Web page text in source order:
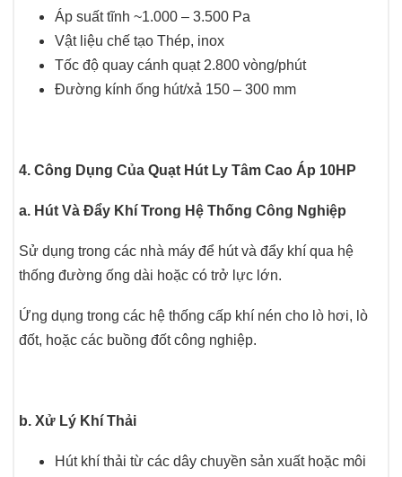
Áp suất tĩnh ~1.000 – 3.500 Pa
Vật liệu chế tạo Thép, inox
Tốc độ quay cánh quạt 2.800 vòng/phút
Đường kính ống hút/xả 150 – 300 mm
4. Công Dụng Của Quạt Hút Ly Tâm Cao Áp 10HP
a. Hút Và Đẩy Khí Trong Hệ Thống Công Nghiệp
Sử dụng trong các nhà máy để hút và đẩy khí qua hệ
thống đường ống dài hoặc có trở lực lớn.
Ứng dụng trong các hệ thống cấp khí nén cho lò hơi, lò
đốt, hoặc các buồng đốt công nghiệp.
b. Xử Lý Khí Thải
Hút khí thải từ các dây chuyền sản xuất hoặc môi